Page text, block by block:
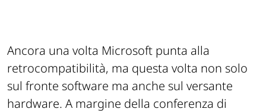
Ancora una volta Microsoft punta alla
retrocompatibilità, ma questa volta non solo
sul fronte software ma anche sul versante
hardware. A margine della conferenza di